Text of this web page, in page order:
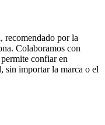
, recomendado por la
Colaboramos con
confiar en
sin importar la marca o el